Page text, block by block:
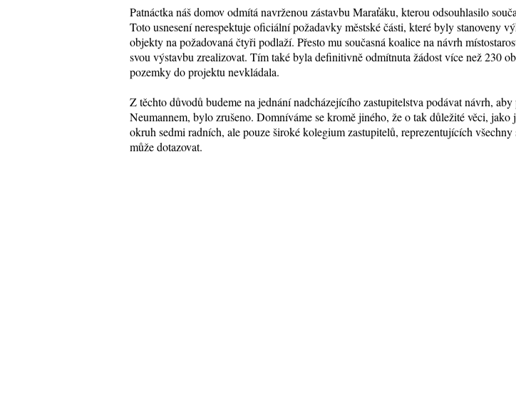
Patnáctka náš domov odmítá navrženou zástavbu Maraťáku, kterou odsouhlasilo
Toto usnesení nerespektuje oficiální požadavky městské části, které byly stanoveny
objekty na požadovaná čtyři podlaží. Přesto mu současná koalice na návrh
svou výstavbu zrealizovat. Tím také byla definitivně odmítnuta žádost více než 230
pozemky do projektu nevkládala.
Z těchto důvodů budeme na jednání nadcházejícího zastupitelstva podávat návrh,
Neumannem, bylo zrušeno. Domníváme se kromě jiného, že o tak důležité věci,
okruh sedmi radních, ale pouze široké kolegium zastupitelů, reprezentujících
může dotazovat.